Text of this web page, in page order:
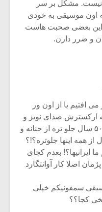
نیست. مشکل بر سر
اون موسیقی به خودی
این بعضی صحبت هاست
و ضرر دارن.
می افتیم یا از اون ور
ارکسترش صدای نویز و
ترافیک میدون شوش را میده ۵۰۰ سال جلو تره از حنانه و
میگه نه اریک ۴۰۰ سال از همه اینها جلوتره؟!؟
ایرانیها؟! بعدم کجای
اصلا کار آوانتگارد
سمفونیکم خیلی
کجا؟؟